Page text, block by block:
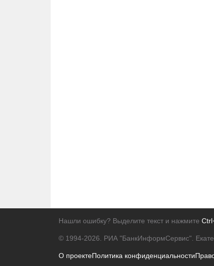
Нашли ошибку? Выделите текст и нажмите
© 1994-2026. РИА "БанкИнформСервис".
О проектеПолитика конфиденциальности